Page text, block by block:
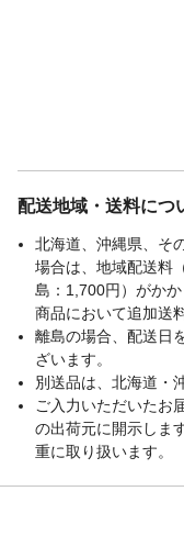
配送地域・送料につ
北海道、沖縄県、そ
場合は、地域配送料
島：1,700円）がか
商品において追加送
離島の場合、配送日
ざいます。
別送品は、北海道・
ご入力いただいたお
の出荷元に開示しま
重に取り扱います。